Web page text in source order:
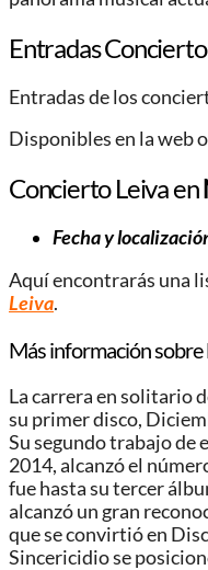
Entradas
Entradas de los
Disponibles en la web
Concierto Leiva en
Fecha y
Aquí encontrarás una
Leiva.
Más información sobre
La carrera en solitario
su primer disco,
Su segundo trabajo de
2014, alcanzó el
fue hasta su tercer
alcanzó un gran
que se convirtió en
Sincericidio se